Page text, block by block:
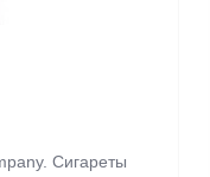
Сигареты